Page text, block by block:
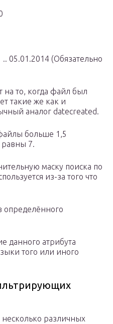
‎05.‎01.‎2014 (Обязательно
на то, когда файл был
такие же как и
аналог datecreated.
больше 1,5
7.
маску поиска по
из-за того что
данного атрибута
того или иного
различных